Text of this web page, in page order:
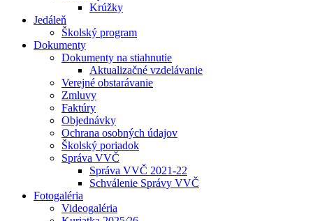
Krúžky
Jedáleň
Školský program
Dokumenty
Dokumenty na stiahnutie
Aktualizačné vzdelávanie
Verejné obstarávanie
Zmluvy
Faktúry
Objednávky
Ochrana osobných údajov
Školský poriadok
Správa VVČ
Správa VVČ 2021-22
Schválenie Správy VVČ
Fotogaléria
Videogaléria